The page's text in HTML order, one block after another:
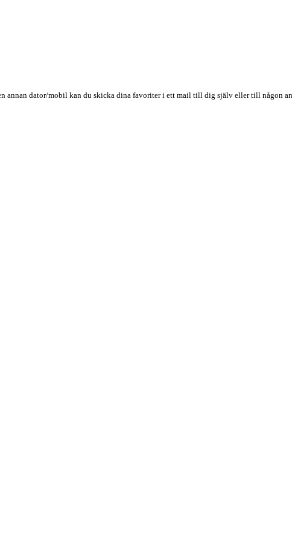
annan dator/mobil kan du skicka dina favoriter i ett mail till dig själv eller till någon